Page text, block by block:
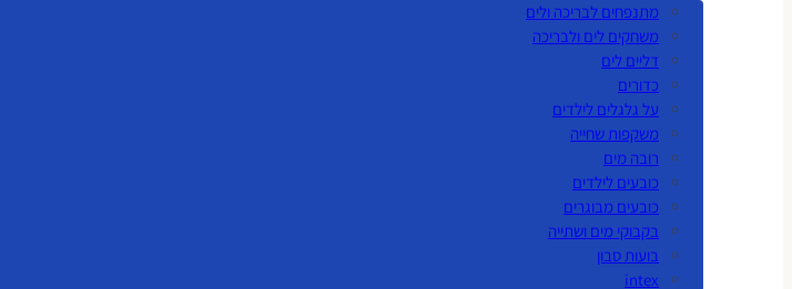
מתנפחים לבריכה ולים
משחקים לים ולבריכה
דליים לים
כדורים
על גלגלים לילדים
משקפות שחייה
רובה מים
כובעים לילדים
כובעים מבוגרים
בקבוקי מים ושתייה
בועות סבון
intex